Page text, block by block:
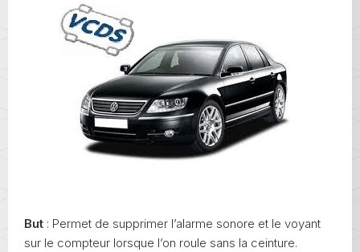
But : Permet de supprimer l’alarme sonore et le voyant
sur le compteur lorsque l’on roule sans la ceinture.